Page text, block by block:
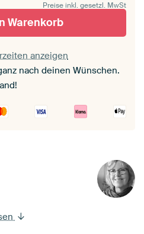
Preise inkl. gesetzl. MwSt
Warenkorb
anzeigen
nach deinen Wünschen.